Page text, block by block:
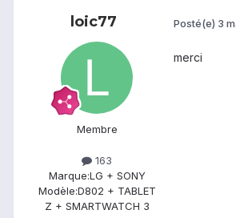
loic77
Membre
163
Marque:LG + SONY
Modèle:D802 + TABLET
Z + SMARTWATCH 3
Posté(e) 3
merci